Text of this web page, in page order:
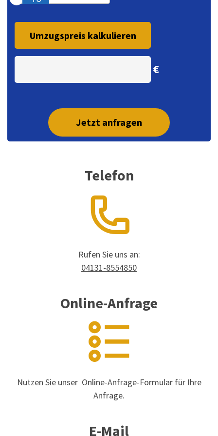
€
Jetzt anfragen
Telefon
Rufen Sie uns an:
04131-8554850
Online-Anfrage
Nutzen Sie unser Online-Anfrage-Formularfür Ihre
Anfrage.
E-Mail